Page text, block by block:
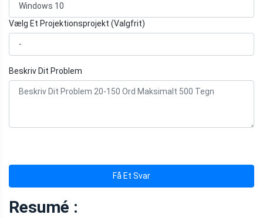
Vælg Et Projektionsprojekt (Valgfrit)
Beskriv Dit Problem
Få Et Svar
Resumé :